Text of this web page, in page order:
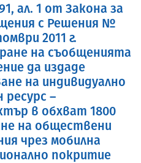
ал. 1 от Закона за
с Решения №
2011 г.
на съобщенията
да издаде
на индивидуално
ресурс –
в обхват 1800
на обществени
чрез мобилна
покритие